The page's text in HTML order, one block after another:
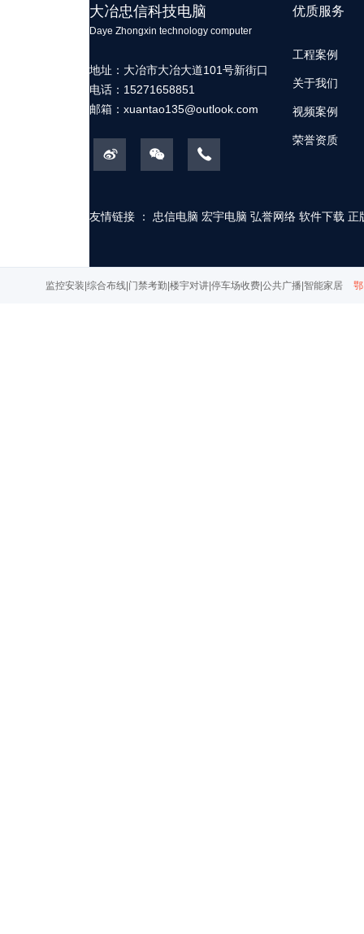
大冶忠信科技电脑
Daye Zhongxin technology computer
地址：大冶市大冶大道101号新街口
电话：15271658851
邮箱： xuantao135@outlook.com
优质服务
工程案例
关于我们
视频案例
荣誉资质
友情链接 ： 忠信电脑 宏宇电脑 弘誉网络 软件下载 正
监控安装|综合布线|门禁考勤|楼宇对讲|停车场收费|公共广播|智能家居